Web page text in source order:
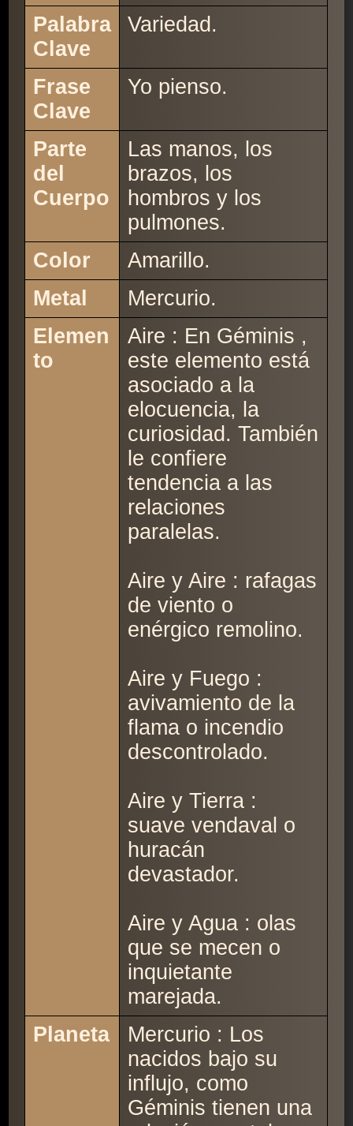
Palabra
Clave
Variedad.
Frase
Clave
Yo pienso.
Parte
del
Cuerpo
Las manos, los
brazos, los
hombros y los
pulmones.
Color
Amarillo.
Metal
Mercurio.
Elemen
to
Aire : En Géminis ,
este elemento está
asociado a la
elocuencia, la
curiosidad. También
le confiere
tendencia a las
relaciones
paralelas.
Aire y Aire : rafagas
de viento o
enérgico remolino.
Aire y Fuego :
avivamiento de la
flama o incendio
descontrolado.
Aire y Tierra :
suave vendaval o
huracán
devastador.
Aire y Agua : olas
que se mecen o
inquietante
marejada.
Planeta
Mercurio : Los
nacidos bajo su
influjo, como
Géminis tienen una